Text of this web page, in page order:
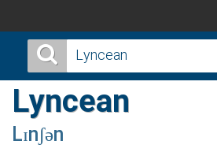
Lyncean
Lɪnʃən